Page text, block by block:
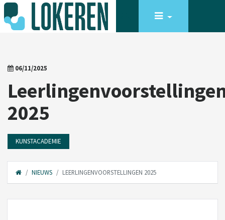
06/11/2025
2025
KUNSTACADEMIE
NIEUWS LEERLINGENVOORSTELLINGEN 2025